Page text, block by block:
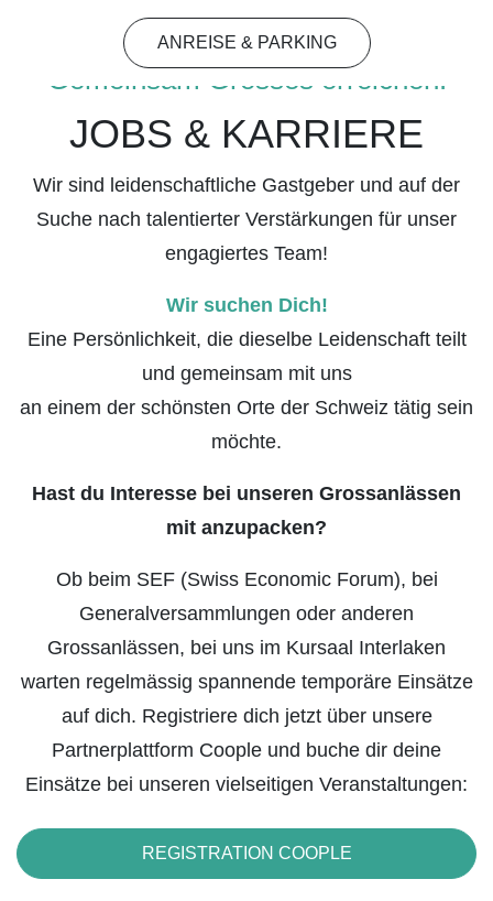
ANREISE & PARKING
Gemeinsam Grosses erreichen.
JOBS & KARRIERE
Wir sind leidenschaftliche Gastgeber und auf der
Suche nach talentierter Verstärkungen für unser
engagiertes Team!
Wir suchen Dich!
Eine Persönlichkeit, die dieselbe Leidenschaft teilt
und gemeinsam mit uns
an einem der schönsten Orte der Schweiz tätig sein
möchte.
Hast du Interesse bei unseren Grossanlässen
mit anzupacken?
Ob beim SEF (Swiss Economic Forum), bei
Generalversammlungen oder anderen
Grossanlässen, bei uns im Kursaal Interlaken
warten regelmässig spannende temporäre Einsätze
auf dich. Registriere dich jetzt über unsere
Partnerplattform Coople und buche dir deine
Einsätze bei unseren vielseitigen Veranstaltungen:
REGISTRATION COOPLE